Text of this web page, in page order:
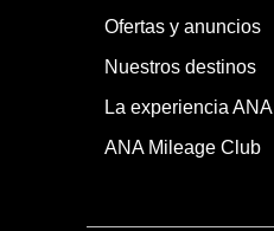
Ofertas y anuncios
Nuestros destinos
La experiencia ANA
ANA Mileage Club